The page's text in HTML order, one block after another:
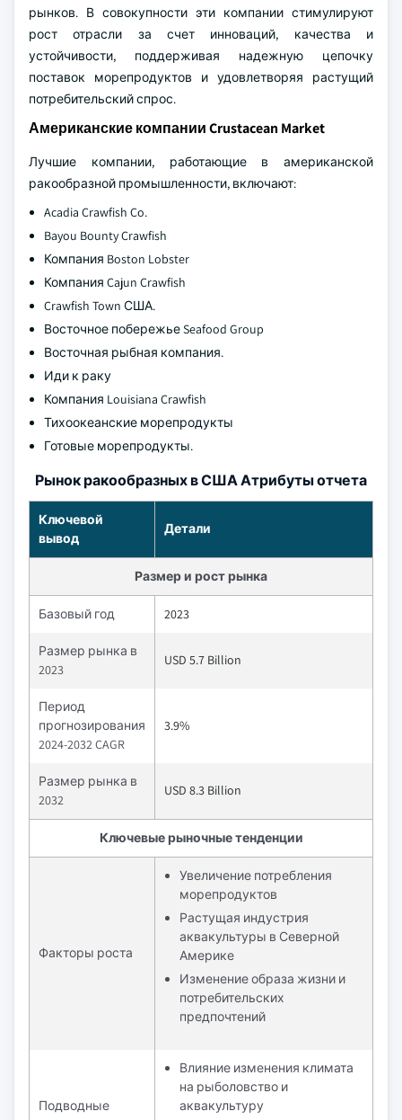
рынков. В совокупности эти компании стимулируют
рост отрасли за счет инноваций, качества и
устойчивости, поддерживая надежную цепочку
поставок морепродуктов и удовлетворяя растущий
потребительский спрос.
Американские компании Crustacean Market
Лучшие компании, работающие в американской
ракообразной промышленности, включают:
Acadia Crawfish Co.
Bayou Bounty Crawfish
Компания Boston Lobster
Компания Cajun Crawfish
Crawfish Town США.
Восточное побережье Seafood Group
Восточная рыбная компания.
Иди к раку
Компания Louisiana Crawfish
Тихоокеанские морепродукты
Готовые морепродукты.
Рынок ракообразных в США Атрибуты отчета
Ключевой
вывод
Детали
Размер и рост рынка
Базовый год 2023
Размер рынка в
2023
USD 5.7 Billion
Период
прогнозирования
2024-2032 CAGR
3.9%
Размер рынка в
2032
USD 8.3 Billion
Ключевые рыночные тенденции
Факторы роста
Увеличение потребления
морепродуктов
Растущая индустрия
аквакультуры в Северной
Америке
Изменение образа жизни и
потребительских
предпочтений
Подводные
Влияние изменения климата
на рыболовство и
аквакультуру